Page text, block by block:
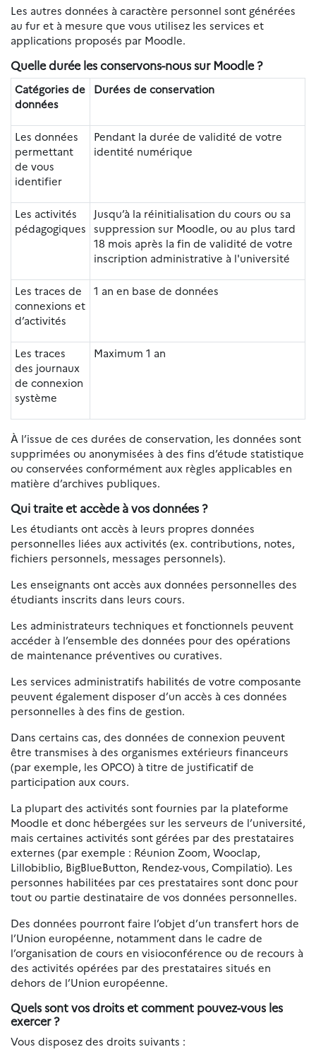
Les autres données à caractère personnel sont générées
au fur et à mesure que vous utilisez les services et
applications proposés par Moodle.
Quelle durée les conservons-nous sur Moodle ?
Catégories de
données
Durées de conservation
Les données
permettant
de vous
identifier
Pendant la durée de validité de votre
identité numérique
Les activités
pédagogiques
Jusqu’à la réinitialisation du cours ou sa
suppression sur Moodle, ou au plus tard
18 mois après la fin de validité de votre
inscription administrative à l'université
Les traces de
connexions et
d’activités
1 an en base de données
Les traces
des journaux
de connexion
système
Maximum 1 an
À l’issue de ces durées de conservation, les données sont
supprimées ou anonymisées à des fins d’étude statistique
ou conservées conformément aux règles applicables en
matière d’archives publiques.
Qui traite et accède à vos données ?
Les étudiants ont accès à leurs propres données
personnelles liées aux activités (ex. contributions, notes,
fichiers personnels, messages personnels).
Les enseignants ont accès aux données personnelles des
étudiants inscrits dans leurs cours.
Les administrateurs techniques et fonctionnels peuvent
accéder à l’ensemble des données pour des opérations
de maintenance préventives ou curatives.
Les services administratifs habilités de votre composante
peuvent également disposer d’un accès à ces données
personnelles à des fins de gestion.
Dans certains cas, des données de connexion peuvent
être transmises à des organismes extérieurs financeurs
(par exemple, les OPCO) à titre de justificatif de
participation aux cours.
La plupart des activités sont fournies par la plateforme
Moodle et donc hébergées sur les serveurs de l’université,
mais certaines activités sont gérées par des prestataires
externes (par exemple : Réunion Zoom, Wooclap,
Lillobiblio, BigBlueButton, Rendez-vous, Compilatio). Les
personnes habilitées par ces prestataires sont donc pour
tout ou partie destinataire de vos données personnelles.
Des données pourront faire l’objet d’un transfert hors de
l’Union européenne, notamment dans le cadre de
l’organisation de cours en visioconférence ou de recours à
des activités opérées par des prestataires situés en
dehors de l’Union européenne.
Quels sont vos droits et comment pouvez-vous les
exercer ?
Vous disposez des droits suivants :